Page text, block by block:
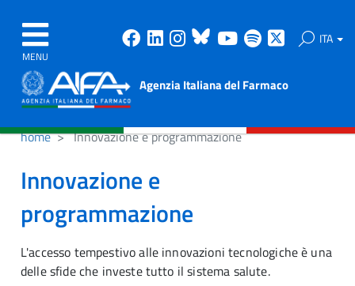
MENU
Facebook
Linkedin
Instagram
Bluesky
Youtube
Spotify ITA
Agenzia Italiana del Farmaco
home Innovazione e programmazione
Innovazione e
programmazione
L'accesso tempestivo alle innovazioni tecnologiche è una
delle sfide che investe tutto il sistema salute.